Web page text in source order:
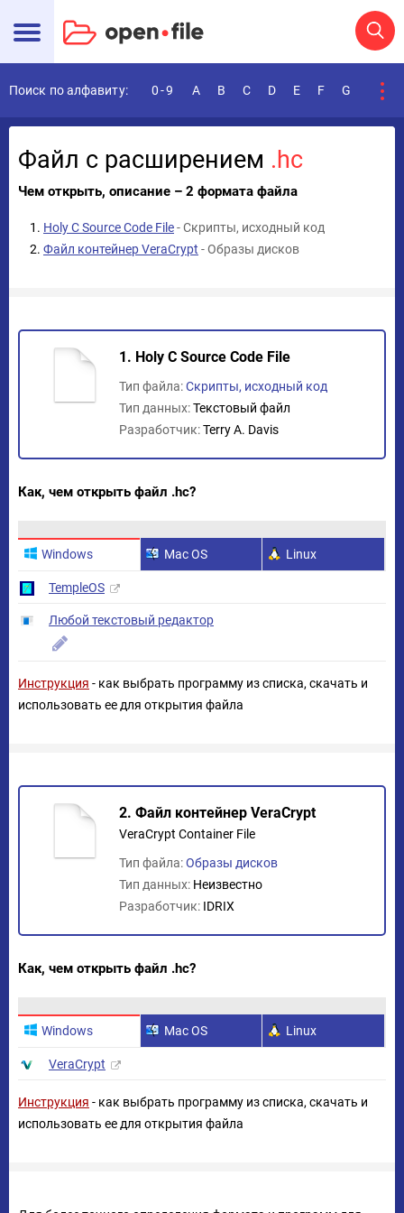
Поиск по алфавиту: 0-9 A B C D E F G
Файл с расширением .hc
Чем открыть, описание – 2 формата файла
Holy C Source Code File- Скрипты, исходный код
Файл контейнер VeraCrypt - Образы дисков
1. Holy C Source Code File
Тип файла:Скрипты, исходный код
Тип данных:Текстовый файл
Разработчик:Terry A. Davis
Как, чем открыть файл .hc?
Windows Mac OS Linux
TempleOS
Любой текстовый редактор
Инструкция - как выбрать программу из списка, скачать и
использовать ее для открытия файла
2. Файл контейнер VeraCrypt
VeraCrypt Container File
Тип файла:Образы дисков
Тип данных: Неизвестно
Разработчик: IDRIX
Как, чем открыть файл .hc?
Windows Mac OS Linux
VeraCrypt
Инструкция - как выбрать программу из списка, скачать и
использовать ее для открытия файла